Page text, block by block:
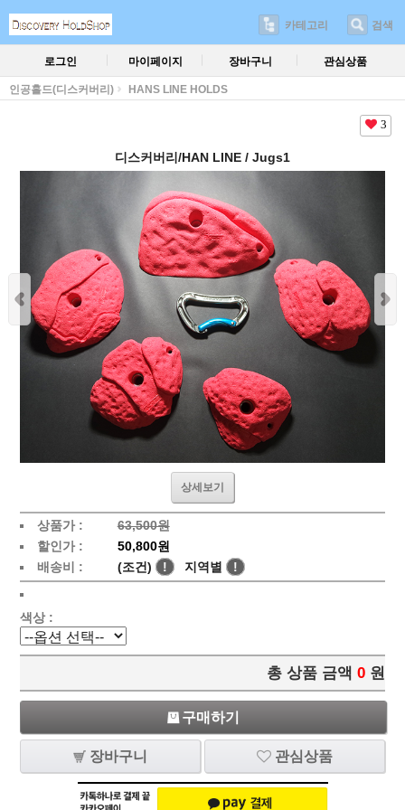
카테고리 검색
로그인 마이페이지 장바구니 관심상품
인공홀드(디스커버리) HANS LINE HOLDS
3
디스커버리/HAN LINE / Jugs1
상세보기
상품가 :
63,500원
할인가 :
50,800원
배송비 :
(조건) ! 지역별 !
색상 :
총 상품 금액 0 원
구매하기
장바구니 관심상품